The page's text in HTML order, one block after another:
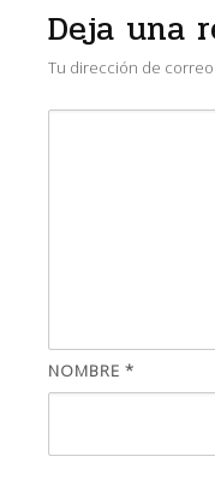
Deja una
Tu dirección de
NOMBRE *